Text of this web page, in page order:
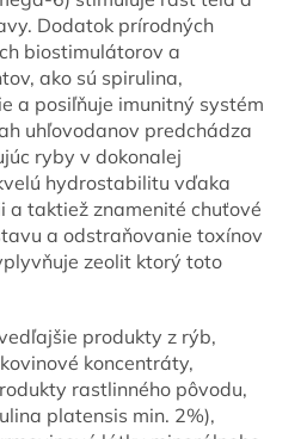
Dodatok prírodných
biostimulátorov a
ako sú spirulina,
a posiľňuje imunitný systém
uhľovodanov predchádza
ryby v dokonalej
hydrostabilitu vďaka
a taktiež znamenité chuťové
a odstraňovanie toxínov
zeolit ktorý toto
produkty z rýb,
koncentráty,
rastlinného pôvodu,
platensis min. 2%),